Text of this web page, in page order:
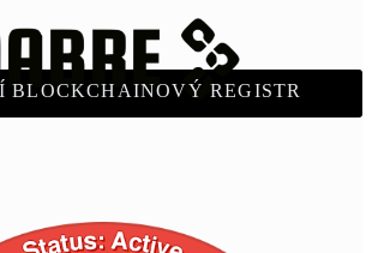
BLOCKCHAINOVÝ REGISTR